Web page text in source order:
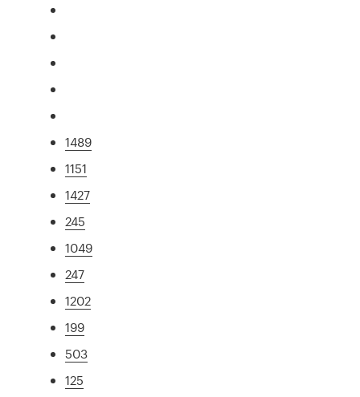
1489
1151
1427
245
1049
247
1202
199
503
125